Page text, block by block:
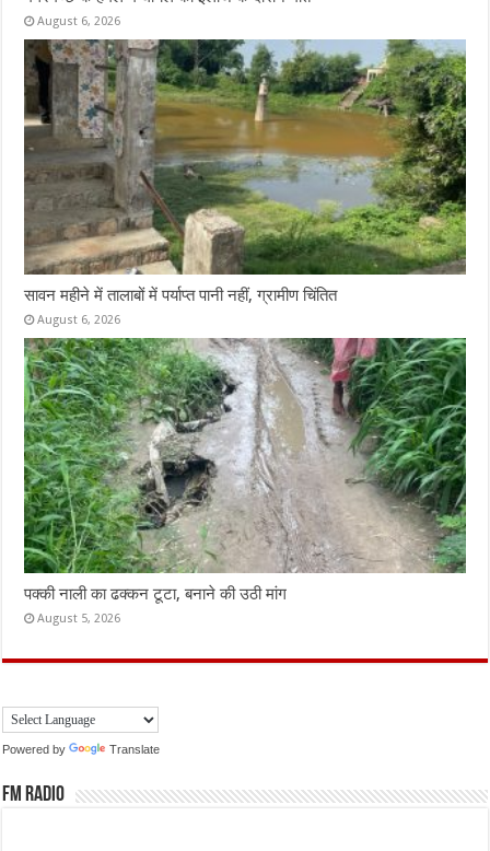
August 6, 2026
सावन महीने में तालाबों में पर्याप्त पानी नहीं, ग्रामीण चिंतित
August 6, 2026
पक्की नाली का ढक्कन टूटा, बनाने की उठी मांग
August 5, 2026
Powered by Translate
FM Radio